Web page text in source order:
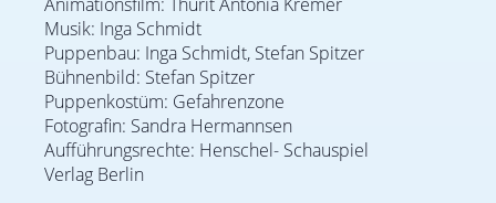
Musik: Inga Schmidt
Puppenbau: Inga Schmidt, Stefan Spitzer
Bühnenbild: Stefan Spitzer
Puppenkostüm: Gefahrenzone
Fotografin: Sandra Hermannsen
Aufführungsrechte: Henschel- Schauspiel
Verlag Berlin